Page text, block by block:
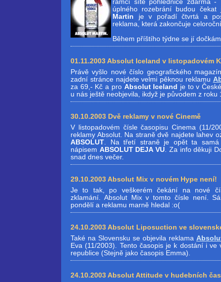
rámcí sítě pohlednice zdarma -
úplného rozebrání budou
Martin je v pořadí čtvrtá a
reklama, která zakončuje
Během příštího týdne se jí
01.11.2003 Absolut Iceland v listopadovém
Právě vyšlo nové číslo geografického
zadní stránce najdete velmi pěknou reklamu
za 69,- Kč a pro Absolut Iceland je to v
u nás ještě neobjevila, ikdyž je původem z roku
30.10.2003 Dvě reklamy v nové Cinemě
V listopadovém čísle časopisu Cinema (11/
reklamy Absolut. Na straně dvě najdete lahev
ABSOLUT. Na třetí straně je opět ta samá
nápisem ABSOLUT DEJA VU. Za info děkuji
snad dnes večer.
29.10.2003 Absolut Mix v novém Hype není!
Je to tak, po veškerém čekání na nové
zklamání. Absolut Mix v tomto čísle není.
pondělí a reklamu marně hledal :o(
24.10.2003 Absolut Liposuction ve
Také na Slovensku se objevila reklama
Eva (11/2003). Tento časopis je k dostání i ve
republice (Stejně jako časopis Emma).
24.10.2003 Absolut Attitude v hudebních